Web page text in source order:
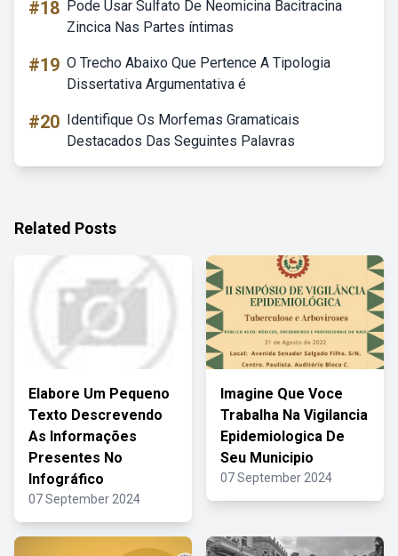
#18 Pode Usar Sulfato De Neomicina Bacitracina
Zincica Nas Partes íntimas
#19 O Trecho Abaixo Que Pertence A Tipologia
Dissertativa Argumentativa é
#20 Identifique Os Morfemas Gramaticais
Destacados Das Seguintes Palavras
Related Posts
Elabore Um Pequeno
Texto Descrevendo
As Informações
Presentes No
Infográfico
07 September 2024
Imagine Que Voce
Trabalha Na Vigilancia
Epidemiologica De
Seu Municipio
07 September 2024